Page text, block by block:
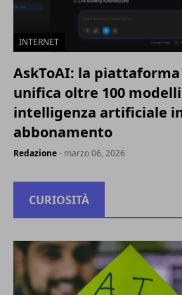
INTERNET
AskToAI: la
unifica oltre 100
intelligenza artificiale
abbonamento
Redazione- marzo 06, 2026
CURIOSITÀ